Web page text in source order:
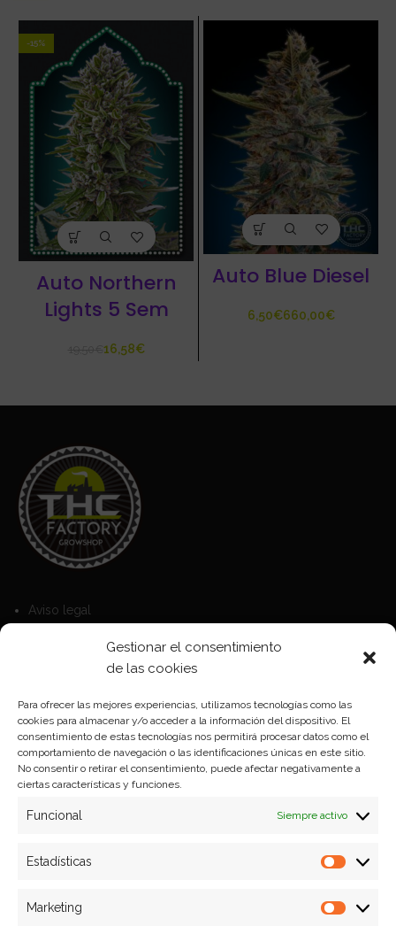
Gestionar el consentimiento
de las cookies
Para ofrecer las mejores experiencias, utilizamos tecnologías como las
cookies para almacenar y/o acceder a la información del dispositivo. El
consentimiento de estas tecnologías nos permitirá procesar datos como el
comportamiento de navegación o las identificaciones únicas en este sitio.
No consentir o retirar el consentimiento, puede afectar negativamente a
ciertas características y funciones.
Funcional Siempre activo
Estadísticas
Marketing
-15%
Auto Northern
Lights 5 Sem
16,58€
Auto Blue Diesel
€ €
Aviso legal
Política de Cookies
Política de privacidad
Formas de pago
Plazos y condiciones de envio
Politica de devoluciones